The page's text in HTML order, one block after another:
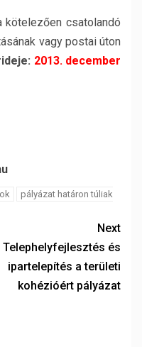
kötelezően csatolandó
vagy postai úton
2013. december
pályázat határon túliak
Next
Telephelyfejlesztés és
ipartelepítés a területi
kohézióért pályázat